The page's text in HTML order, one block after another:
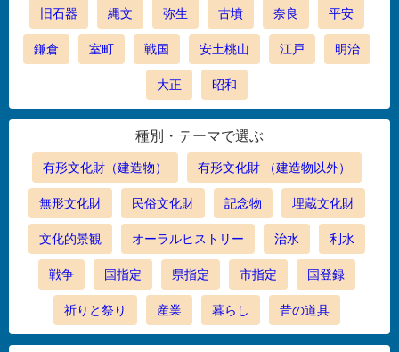
旧石器 縄文 弥生 古墳 奈良 平安
鎌倉 室町 戦国 安土桃山 江戸 明治
大正 昭和
種別・テーマで選ぶ
有形文化財（建造物） 有形文化財 （建造物以外）
無形文化財 民俗文化財 記念物 埋蔵文化財
文化的景観 オーラルヒストリー 治水 利水
戦争 国指定 県指定 市指定 国登録
祈りと祭り 産業 暮らし 昔の道具